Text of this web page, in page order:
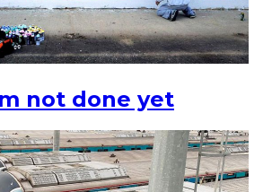
not done yet